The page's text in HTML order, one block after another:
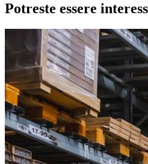
Potreste essere